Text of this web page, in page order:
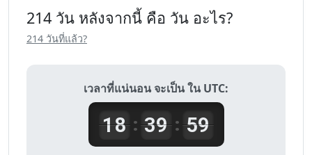
214 วัน หลังจากนี้ คือ วัน อะไร?
214 วันที่แล้ว?
เวลาที่แน่นอน จะเป็น ใน UTC:
18: 39: 59